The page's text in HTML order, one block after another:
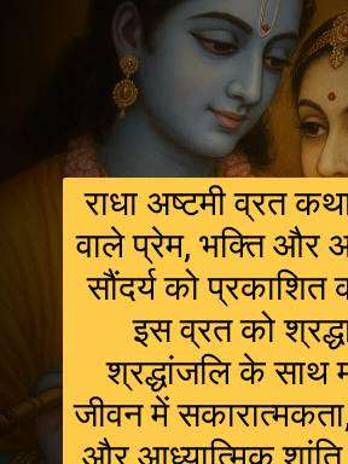
राधा अष्टमी व्रत
वाले प्रेम, भक्ति और
सौंदर्य को प्रकाशित
इस व्रत को
श्रद्धांजलि के साथ
जीवन में